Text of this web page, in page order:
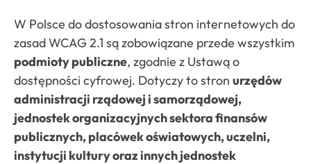
W Polsce do dostosowania stron internetowych do
zasad WCAG 2.1 są zobowiązane przede wszystkim
podmioty publiczne, zgodnie z Ustawą o
dostępności cyfrowej. Dotyczy to stron urzędów
administracji rządowej i samorządowej,
jednostek organizacyjnych sektora finansów
publicznych, placówek oświatowych, uczelni,
instytucji kultury oraz innych jednostek